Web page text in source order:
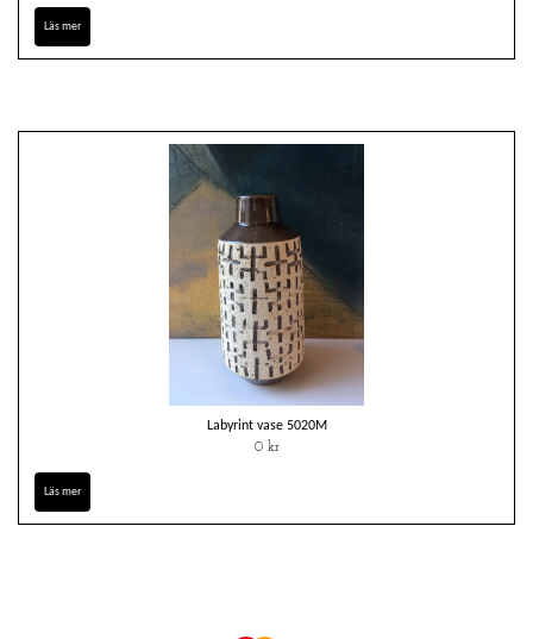
Läs mer
Labyrint vase 5020M
0 kr
Läs mer